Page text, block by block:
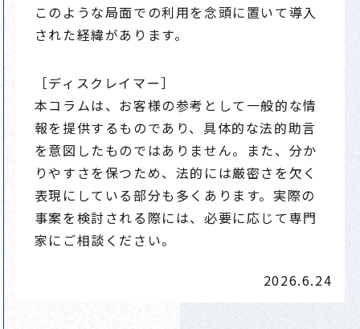
このような局面での利用を念頭に置いて導入
された経緯があります。
［ディスクレイマー］
本コラムは、お客様の参考として一般的な情
報を提供するものであり、具体的な法的助言
を意図したものではありません。また、分か
りやすさを保つため、法的には厳密さを欠く
表現にしている部分も多くあります。実際の
事案を検討される際には、必要に応じて専門
家にご相談ください。
2026.6.24